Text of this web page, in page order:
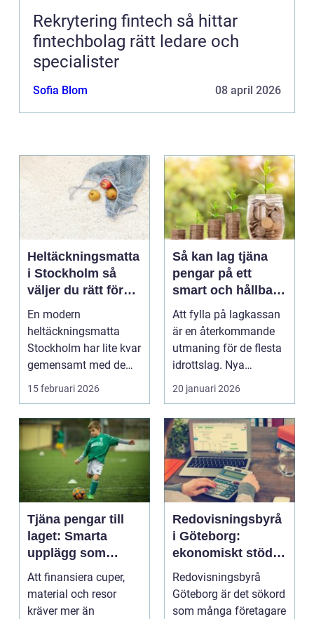
Rekrytering fintech så hittar
fintechbolag rätt ledare och
specialister
Sofia Blom 08 april 2026
Heltäckningsmatta
i Stockholm så
väljer du rätt för
hem och kontor
En modern
heltäckningsmatta
Stockholm har lite kvar
gemensamt med de
platta, trista varianter
15 februari 2026
Så kan lag tjäna
pengar på ett
smart och hållbart
sätt
Att fylla på lagkassan
är en återkommande
utmaning för de flesta
idrottslag. Nya
matchställ, cuper, ...
20 januari 2026
Tjäna pengar till
laget: Smarta
upplägg som
håller i längden
Att finansiera cuper,
material och resor
kräver mer än
Redovisningsbyrå
i Göteborg:
ekonomiskt stöd
för ditt företag
Redovisningsbyrå
Göteborg är det sökord
som många företagare